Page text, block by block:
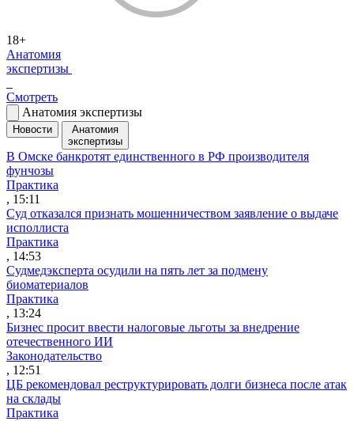
18+
Анатомия
экспертизы
Смотреть
Анатомия экспертизы
Новости
Анатомия
экспертизы
В Омске банкротят единственного в РФ производителя
фунчозы
Практика
, 15:11
Суд отказался признать мошенничеством заявление о выдаче
исполлиста
Практика
, 14:53
Судмедэксперта осудили на пять лет за подмену
биоматериалов
Практика
, 13:24
Бизнес просит ввести налоговые льготы за внедрение
отечественного ИИ
Законодательство
, 12:51
ЦБ рекомендовал реструктурировать долги бизнеса после атак
на склады
Практика